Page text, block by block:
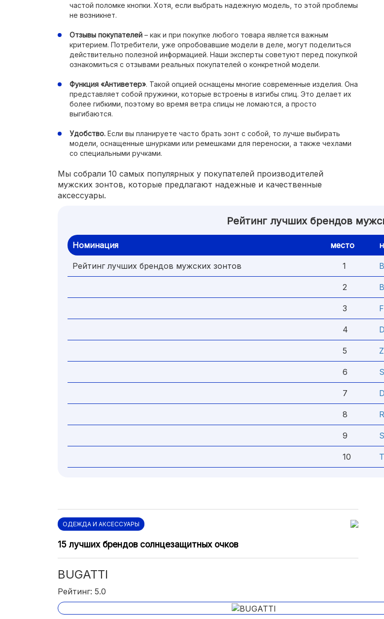
частой поломке кнопки. Хотя, если выбрать надежную модель, то этой проблемы
не возникнет.
Отзывы покупателей – как и при покупке любого товара является важным
критерием. Потребители, уже опробовавшие модели в деле, могут поделиться
действительно полезной информацией. Наши эксперты советуют перед покупкой
ознакомиться с отзывами реальных покупателей о конкретной модели.
Функция «Антиветер». Такой опцией оснащены многие современные изделия. Она
представляет собой пружинки, которые встроены в изгибы спиц. Это делает их
более гибкими, поэтому во время ветра спицы не ломаются, а просто
выгибаются.
Удобство. Если вы планируете часто брать зонт с собой, то лучше выбирать
модели, оснащенные шнурками или ремешками для переноски, а также чехлами
со специальными ручками.
Мы собрали 10 самых популярных у покупателей производителей
мужских зонтов, которые предлагают надежные и качественные
аксессуары.
Рейтинг лучших брендов
Номинация место
Рейтинг лучших брендов мужских зонтов 1
2
3
4
5
6
7
8
9
10
ОДЕЖДА И АКСЕССУАРЫ
15 лучших брендов солнцезащитных очков
BUGATTI
Рейтинг: 5.0